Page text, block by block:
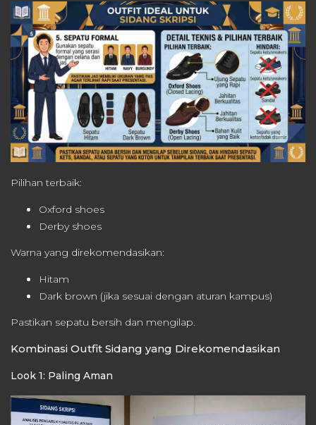
Pilihan terbaik:
Oxford shoes
Derby shoes
Warna yang direkomendasikan:
Hitam
Dark brown (jika sesuai dengan aturan kampus)
Pastikan sepatu bersih dan mengilap.
Kombinasi Outfit Sidang yang Direkomendasikan
Look 1: Paling Aman